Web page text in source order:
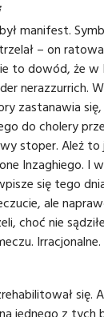
manifest.
– on
to dowód, że
nerazzurrich.
zastanawia
do cholery
stoper. Ależ
Inzaghiego. I
się tego
ale
choć nie
Irracjonalne.
się.